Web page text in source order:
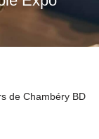
de Chambéry BD